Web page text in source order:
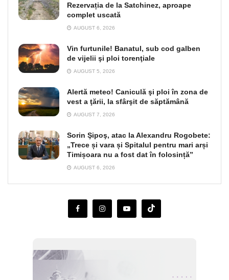
Rezervația de la Satchinez, aproape
complet uscată
AUGUST 6, 2026
Vin furtunile! Banatul, sub cod galben
de vijelii şi ploi torenţiale
AUGUST 5, 2026
Alertă meteo! Caniculă şi ploi în zona de
vest a ţării, la sfârşit de săptămână
AUGUST 7, 2026
Sorin Şipoş, atac la Alexandru Rogobete:
„Trece și vara și Spitalul pentru mari arși
Timișoara nu a fost dat în folosință”
AUGUST 6, 2026